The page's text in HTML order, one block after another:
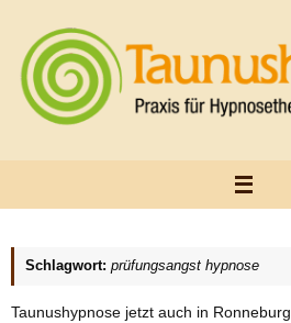
springen
Schlagwort: prüfungsangst hypnose
Taunushypnose jetzt auch in Ronneburg